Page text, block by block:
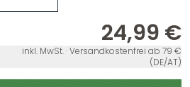
24,99 €
inkl. MwSt. · Versandkostenfrei ab 79 €
(DE/AT)